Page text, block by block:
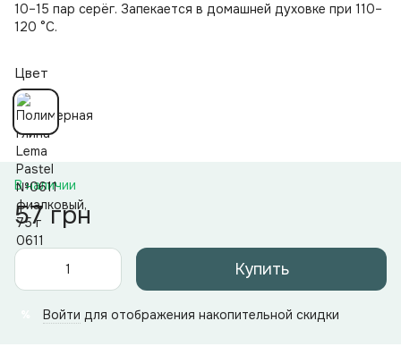
10–15 пар серёг. Запекается в домашней духовке при 110–
120 °C.
Цвет
В наличии
57 грн
Купить
Войти для отображения накопительной скидки